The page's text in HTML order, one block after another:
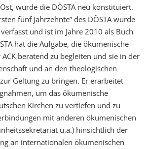
wurde die DÖSTA neu konstituiert.
fünf Jahrzehnte” des DÖSTA wurde
und ist im Jahre 2010 als Buch
hat die Aufgabe, die ökumenische
beratend zu begleiten und sie in der
und an den theologischen
Geltung zu bringen. Er erarbeitet
um das ökumenische
Kirchen zu vertiefen und zu
mit anderen ökumenischen
u.a.) hinsichtlich der
an internationalen ökumenischen